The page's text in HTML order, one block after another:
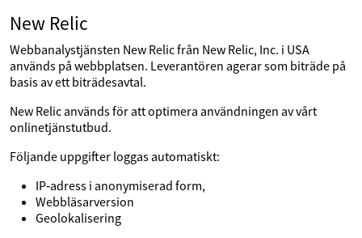
New Relic
Webbanalystjänsten New Relic från New Relic, Inc. i USA
används på webbplatsen. Leverantören agerar som biträde på
basis av ett biträdesavtal.
New Relic används för att optimera användningen av vårt
onlinetjänstutbud.
Följande uppgifter loggas automatiskt:
IP‑adress i anonymiserad form,
Webbläsarversion
Geolokalisering